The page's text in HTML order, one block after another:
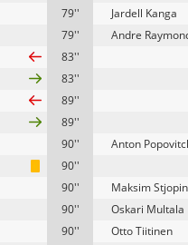
79''
Jardell Kanga
79''
Andre
83''
83''
89''
89''
90''
Anton
90''
90''
Maksim Stjopin
90''
Oskari Multala
90''
Otto Tiitinen